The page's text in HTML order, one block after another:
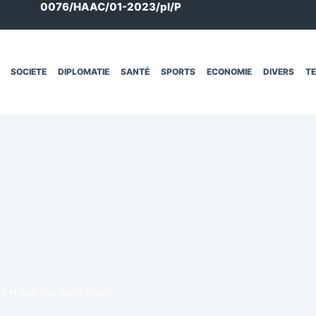
0076/HAAC/01-2023/pl/P
SOCIETE DIPLOMATIE SANTÉ SPORTS ECONOMIE DIVERS